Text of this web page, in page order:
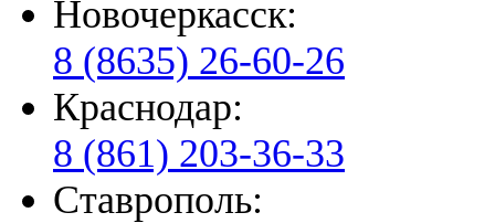
Новочеркасск:
8 (8635) 26-60-26
Краснодар:
8 (861) 203-36-33
Ставрополь: